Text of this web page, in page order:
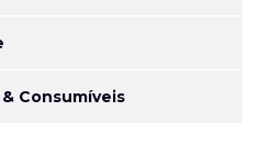
Consumíveis